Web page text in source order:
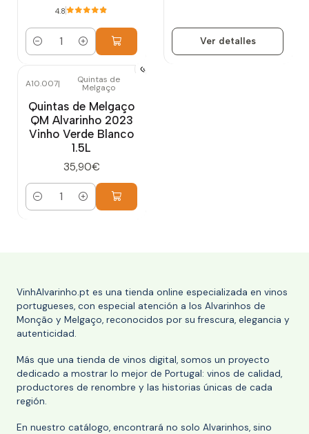
4.8
Cantidad
Ver detalles
A10.007| Quintas de
Melgaço
Quintas de Melgaço
QM Alvarinho 2023
Vinho Verde Blanco
1.5L
35,90€
Cantidad
VinhAlvarinho.pt es una tienda online especializada en vinos
portugueses, con especial atención a los Alvarinhos de
Monção y Melgaço, reconocidos por su frescura, elegancia y
autenticidad.
Más que una tienda de vinos digital, somos un proyecto
dedicado a mostrar lo mejor de Portugal: vinos de calidad,
productores de renombre y las historias únicas de cada
región.
En nuestro catálogo, encontrará no solo Alvarinhos, sino